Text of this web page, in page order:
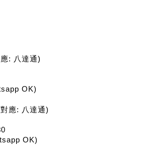
: 八達通)
OK)
應: 八達通)
OK)